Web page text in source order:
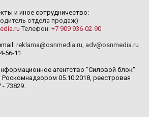
и иное сотрудничество:
отдела продаж)
Телефон: +7 909 936-02-90
reklama@osnmedia.ru adv@osnmedia.ru
56-11
агентство "Силовой блок"
Роскомнадзором 05.10.2018, реестровая
73829.